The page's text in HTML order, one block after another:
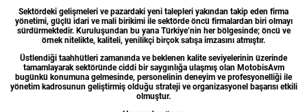
Sektördeki gelişmeleri ve pazardaki yeni talepleri yakından takip eden firma
yönetimi, güçlü idari ve mali birikimi ile sektörde öncü firmalardan biri olmayı
sürdürmektedir. Kuruluşundan bu yana Türkiye’nin her bölgesinde; öncü ve
örnek nitelikte, kaliteli, yenilikçi birçok satışa imzasını atmıştır.
Üstlendiği taahhütleri zamanında ve beklenen kalite seviyelerinin üzerinde
tamamlayarak sektöründe ciddi bir saygınlığa ulaşmış olan MotobisAvm
bugünkü konumuna gelmesinde, personelinin deneyim ve profesyonelliği ile
yönetim kadrosunun geliştirmiş olduğu strateji ve organizasyonel başarısı etkili
olmuştur.